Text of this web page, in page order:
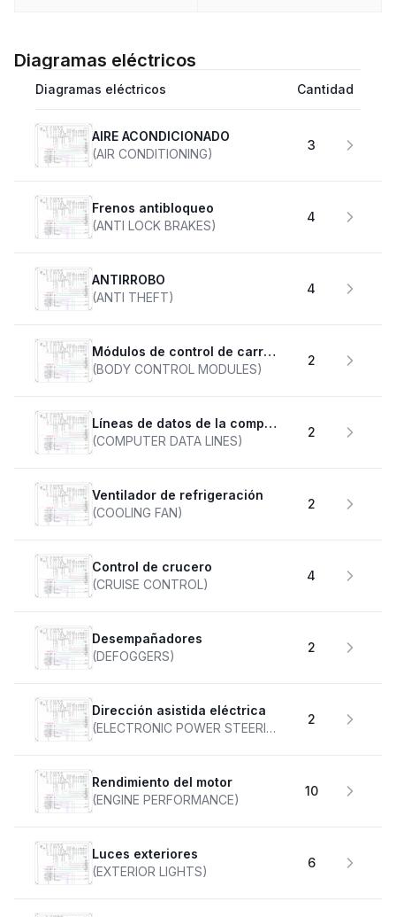
Diagramas eléctricos
Diagramas eléctricos Cantidad
AIRE ACONDICIONADO
(AIR CONDITIONING)
3
Frenos antibloqueo
(ANTI LOCK BRAKES)
4
ANTIRROBO
(ANTI THEFT)
4
Módulos de control de carrocería
(BODY CONTROL MODULES)
2
Líneas de datos de la computadora
(COMPUTER DATA LINES)
2
Ventilador de refrigeración
(COOLING FAN)
2
Control de crucero
(CRUISE CONTROL)
4
desempañadores
(DEFOGGERS)
2
Dirección asistida eléctrica
(ELECTRONIC POWER STEERING)
2
Rendimiento del motor
(ENGINE PERFORMANCE)
10
Luces exteriores
(EXTERIOR LIGHTS)
6